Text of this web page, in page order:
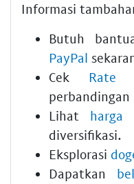
Informasi
Butuh
PayPal
Cek Rate
perbandingan
Lihat harga
diversifikasi.
Eksplorasi
Dapatkan